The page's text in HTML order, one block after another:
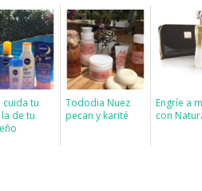
cuida tu
de tu
Tododia Nuez
pecan y karité
Engríe a
con